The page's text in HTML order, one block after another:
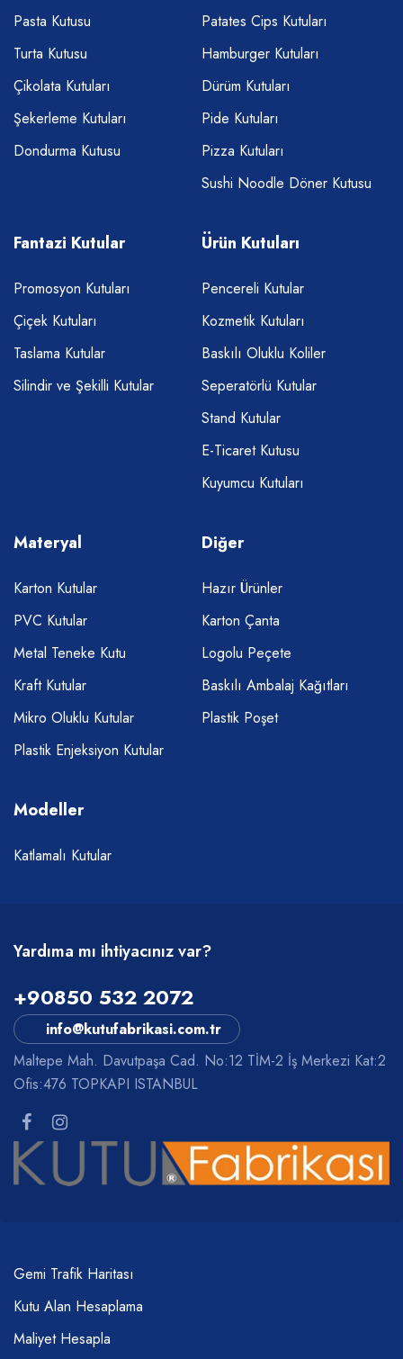
Pasta Kutusu
Turta Kutusu
Çikolata Kutuları
Şekerleme Kutuları
Dondurma Kutusu
Patates Cips Kutuları
Hamburger Kutuları
Dürüm Kutuları
Pide Kutuları
Pizza Kutuları
Sushi Noodle Döner Kutusu
Fantazi Kutular
Promosyon Kutuları
Çiçek Kutuları
Taslama Kutular
Silindir ve Şekilli Kutular
Ürün Kutuları
Pencereli Kutular
Kozmetik Kutuları
Baskılı Oluklu Koliler
Seperatörlü Kutular
Stand Kutular
E-Ticaret Kutusu
Kuyumcu Kutuları
Materyal
Karton Kutular
PVC Kutular
Metal Teneke Kutu
Kraft Kutular
Mikro Oluklu Kutular
Plastik Enjeksiyon Kutular
Diğer
Hazır Ürünler
Karton Çanta
Logolu Peçete
Baskılı Ambalaj Kağıtları
Plastik Poşet
Modeller
Katlamalı Kutular
Yardıma mı ihtiyacınız var?
+90850 532 2072
info@kutufabrikasi.com.tr
Maltepe Mah. Davutpaşa Cad. No:12 TİM-2 İş Merkezi Kat:2
Ofis:476 TOPKAPI ISTANBUL
Gemi Trafik Haritası
Kutu Alan Hesaplama
Maliyet Hesapla